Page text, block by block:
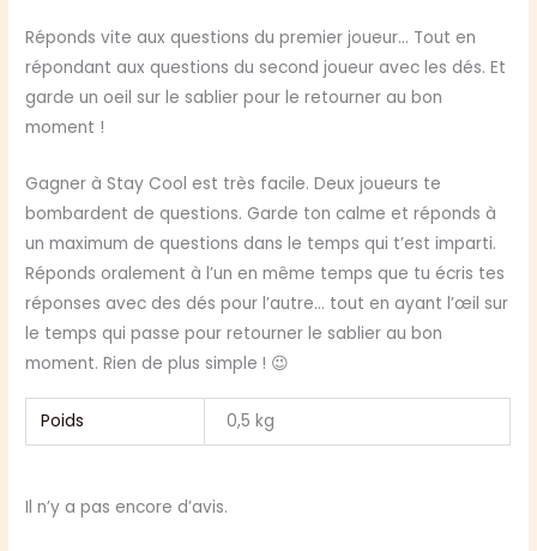
Réponds vite aux questions du premier joueur… Tout en
répondant aux questions du second joueur avec les dés. Et
garde un oeil sur le sablier pour le retourner au bon
moment !
Gagner à Stay Cool est très facile. Deux joueurs te
bombardent de questions. Garde ton calme et réponds à
un maximum de questions dans le temps qui t’est imparti.
Réponds oralement à l’un en même temps que tu écris tes
réponses avec des dés pour l’autre… tout en ayant l’œil sur
le temps qui passe pour retourner le sablier au bon
moment. Rien de plus simple ! 😉
Poids 0,5 kg
Il n’y a pas encore d’avis.